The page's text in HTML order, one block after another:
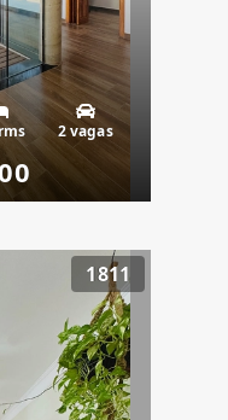
2 vagas
1811